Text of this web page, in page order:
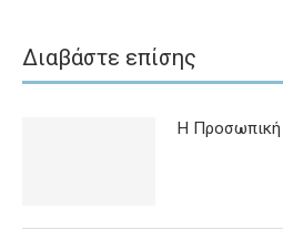
Διαβάστε επίσης
Η Προσωπική